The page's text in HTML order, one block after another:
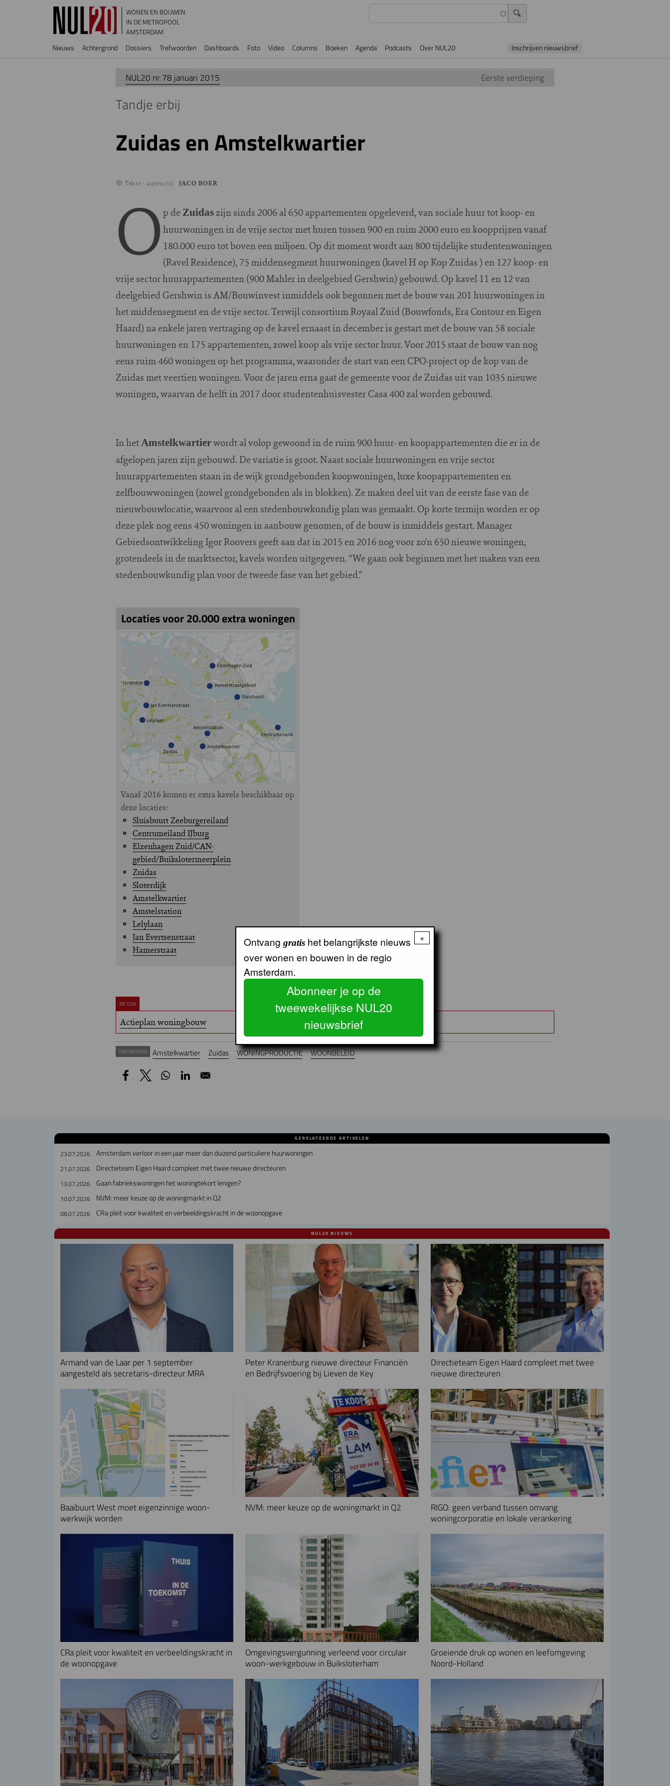
Overslaan en naar de inhoud gaan
WONEN EN BOUWEN
IN DE METROPOOL
AMSTERDAM
Hoofdnavigatie
Nieuws Achtergrond Dossiers Trefwoorden Dashboards Foto Video Columns Boeken Agenda Podcasts Over NUL20 Inschrijven nieuwsbrief
NUL20 nr 78 januari 2015 Eerste verdieping
Tandje erbij
Zuidas en Amstelkwartier
Tekst - auteur(s) JACO BOER
O p de Zuidaszijn sinds 2006 al 650 appartementen opgeleverd, van sociale huur tot koop- en
huurwoningen in de vrije sector met huren tussen 900 en ruim 2000 euro en koopprijzen vanaf
180.000 euro tot boven een miljoen. Op dit moment wordt aan 800 tijdelijke studentenwoningen
(Ravel Residence), 75 middensegment huurwoningen (kavel H op Kop Zuidas ) en 127 koop- en
vrije sector huurappartementen (900 Mahler in deelgebied Gershwin) gebouwd. Op kavel 11 en 12 van
deelgebied Gershwin is AM/Bouwinvest inmiddels ook begonnen met de bouw van 201 huurwoningen in
het middensegment en de vrije sector. Terwijl consortium Royaal Zuid (Bouwfonds, Era Contour en Eigen
Haard) na enkele jaren vertraging op de kavel ernaast in december is gestart met de bouw van 58 sociale
huurwoningen en 175 appartementen, zowel koop als vrije sector huur. Voor 2015 staat de bouw van nog
eens ruim 460 woningen op het programma, waaronder de start van een CPO-project op de kop van de
Zuidas met veertien woningen. Voor de jaren erna gaat de gemeente voor de Zuidas uit van 1035 nieuwe
woningen, waarvan de helft in 2017 door studentenhuisvester Casa 400 zal worden gebouwd.
In het Amstelkwartierwordt al volop gewoond in de ruim 900 huur- en koopappartementen die er in de
afgelopen jaren zijn gebouwd. De variatie is groot. Naast sociale huurwoningen en vrije sector
huurappartementen staan in de wijk grondgebonden koopwoningen, luxe koopappartementen en
zelfbouwwoningen (zowel grondgebonden als in blokken). Ze maken deel uit van de eerste fase van de
nieuwbouwlocatie, waarvoor al een stedenbouwkundig plan was gemaakt. Op korte termijn worden er op
deze plek nog eens 450 woningen in aanbouw genomen, of de bouw is inmiddels gestart. Manager
Gebiedsontwikkeling Igor Roovers geeft aan dat in 2015 en 2016 nog voor zo’n 650 nieuwe woningen,
grotendeels in de marktsector, kavels worden uitgegeven. “We gaan ook beginnen met het maken van een
stedenbouwkundig plan voor de tweede fase van het gebied.”
Locaties voor 20.000 extra woningen
Vanaf 2016 komen er extra kavels beschikbaar op
deze locaties:
Sluisbuurt Zeeburgereiland
Centrumeiland IJburg
Elzenhagen Zuid/CAN-
gebied/Buikslotermeerplein
Zuidas
Sloterdijk
Amstelkwartier
Amstelstation
Lelylaan
Jan Evertsenstraat
Hamerstraat
ZIE OOK
Actieplan woningbouw
TREFWOORD Amstelkwartier Zuidas WONINGPRODUCTIE WOONBELEID
GERELATEERDE ARTIKELEN
23.07.2026 Amsterdam verloor in een jaar meer dan duizend particuliere huurwoningen
21.07.2026 Directieteam Eigen Haard compleet met twee nieuwe directeuren
13.07.2026 Gaan fabriekswoningen het woningtekort lenigen?
10.07.2026 NVM: meer keuze op de woningmarkt in Q2
08.07.2026 CRa pleit voor kwaliteit en verbeeldingskracht in de woonopgave
NUL20 NIEUWS
Armand van de Laar per 1 september
aangesteld als secretaris-directeur MRA
Peter Kranenburg nieuwe directeur Financiën
en Bedrijfsvoering bij Lieven de Key
Directieteam Eigen Haard compleet met twee
nieuwe directeuren
Baaibuurt West moet eigenzinnige woon-
werkwijk worden
NVM: meer keuze op de woningmarkt in Q2
RIGO: geen verband tussen omvang
woningcorporatie en lokale verankering
CRa pleit voor kwaliteit en verbeeldingskracht in
de woonopgave
Omgevingsvergunning verleend voor circulair
woon-werkgebouw in Buiksloterham
Groeiende druk op wonen en leefomgeving
Noord-Holland
×
Ontvang gratis het belangrijkste nieuws
over wonen en bouwen in de regio
Amsterdam.
Abonneer je op de
tweewekelijkse NUL20
nieuwsbrief